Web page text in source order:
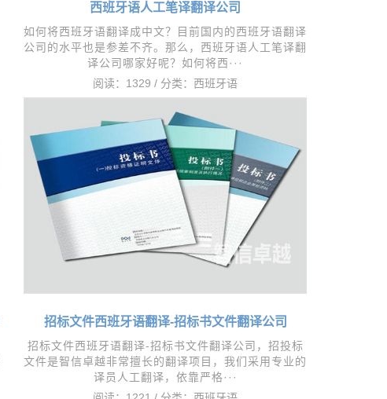
西班牙语人工笔译翻译公司
如何将西班牙语翻译成中文？目前国内的西班牙语翻译
公司的水平也是参差不齐。那么，西班牙语人工笔译翻
译公司哪家好呢？如何将西···
阅读：1329 / 分类： 西班牙语
招标文件西班牙语翻译-招标书文件翻译公司
​招标文件西班牙语翻译-招标书文件翻译公司，招投标
文件是智信卓越非常擅长的翻译项目，我们采用专业的
译员人工翻译，依靠严格···